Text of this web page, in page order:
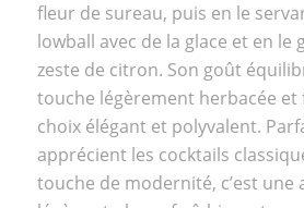
fleur de sureau, puis en le
lowball avec de la glace et en le
zeste de citron. Son goût
touche légèrement herbacée et
choix élégant et polyvalent.
apprécient les cocktails
touche de modernité, c’est une